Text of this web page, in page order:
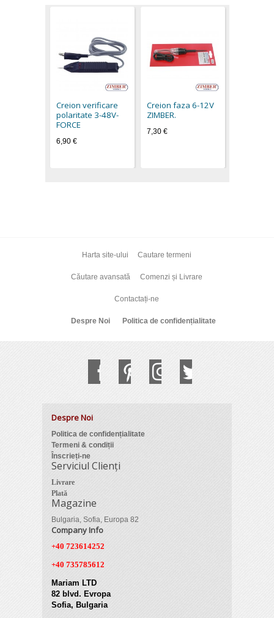
Creion verificare
polaritate 3-48V-
FORCE
6,90 €
Creion faza 6-12V
ZIMBER.
7,30 €
Harta site-ului Cautare termeni
Căutare avansată Comenzi și Livrare
Contactați-ne
Despre Noi Politica de confidențialitate
Despre Noi
Politica de confidențialitate
Termeni & condiții
Înscrieți-ne
Serviciul Clienți
Livrare
Plată
Magazine
Bulgaria, Sofia, Europa 82
Company Info
+40 723614252
+40 735785612
Mariam LTD
82 blvd. Evropa
Sofia, Bulgaria